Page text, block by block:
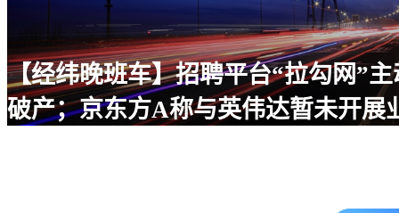
【经纬晚班车】招聘平台“拉勾网”
破产；京东方A称与英伟达暂未开展